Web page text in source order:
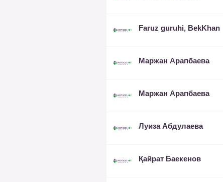
Faruz guruhi, BekKhan
Маржан Арапбаева
Маржан Арапбаева
Луиза Абдулаева
Қайрат Баекенов